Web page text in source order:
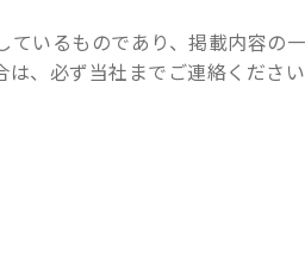
いるものであり、掲載内容の
、必ず当社までご連絡ください